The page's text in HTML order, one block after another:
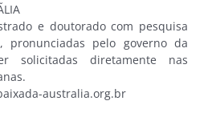
e doutorado com pesquisa
pronunciadas pelo governo da
solicitadas diretamente nas
australia.org.br